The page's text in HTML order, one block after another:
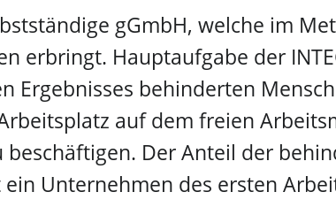
gGmbH, welche im
erbringt. Hauptaufgabe der
Ergebnisses behinderten
auf dem freien
beschäftigen. Der Anteil der
ein Unternehmen des ersten